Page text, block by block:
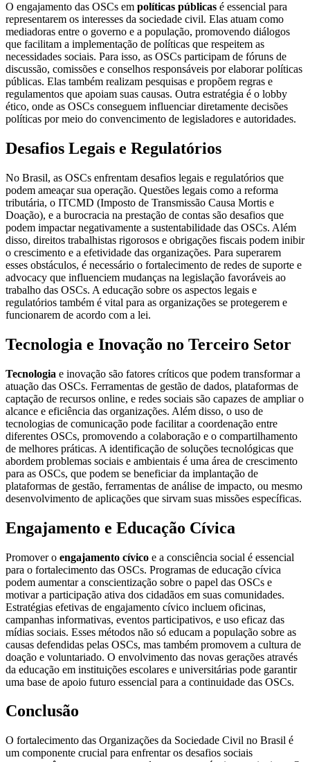
O engajamento das OSCs em políticas públicas é essencial para
representarem os interesses da sociedade civil. Elas atuam como
mediadoras entre o governo e a população, promovendo diálogos
que facilitam a implementação de políticas que respeitem as
necessidades sociais. Para isso, as OSCs participam de fóruns de
discussão, comissões e conselhos responsáveis por elaborar políticas
públicas. Elas também realizam pesquisas e propõem regras e
regulamentos que apoiam suas causas. Outra estratégia é o lobby
ético, onde as OSCs conseguem influenciar diretamente decisões
políticas por meio do convencimento de legisladores e autoridades.
Desafios Legais e Regulatórios
No Brasil, as OSCs enfrentam desafios legais e regulatórios que
podem ameaçar sua operação. Questões legais como a reforma
tributária, o ITCMD (Imposto de Transmissão Causa Mortis e
Doação), e a burocracia na prestação de contas são desafios que
podem impactar negativamente a sustentabilidade das OSCs. Além
disso, direitos trabalhistas rigorosos e obrigações fiscais podem inibir
o crescimento e a efetividade das organizações. Para superarem
esses obstáculos, é necessário o fortalecimento de redes de suporte e
advocacy que influenciem mudanças na legislação favoráveis ao
trabalho das OSCs. A educação sobre os aspectos legais e
regulatórios também é vital para as organizações se protegerem e
funcionarem de acordo com a lei.
Tecnologia e Inovação no Terceiro Setor
Tecnologia e inovação são fatores críticos que podem transformar a
atuação das OSCs. Ferramentas de gestão de dados, plataformas de
captação de recursos online, e redes sociais são capazes de ampliar o
alcance e eficiência das organizações. Além disso, o uso de
tecnologias de comunicação pode facilitar a coordenação entre
diferentes OSCs, promovendo a colaboração e o compartilhamento
de melhores práticas. A identificação de soluções tecnológicas que
abordem problemas sociais e ambientais é uma área de crescimento
para as OSCs, que podem se beneficiar da implantação de
plataformas de gestão, ferramentas de análise de impacto, ou mesmo
desenvolvimento de aplicações que sirvam suas missões específicas.
Engajamento e Educação Cívica
Promover o engajamento cívico e a consciência social é essencial
para o fortalecimento das OSCs. Programas de educação cívica
podem aumentar a conscientização sobre o papel das OSCs e
motivar a participação ativa dos cidadãos em suas comunidades.
Estratégias efetivas de engajamento cívico incluem oficinas,
campanhas informativas, eventos participativos, e uso eficaz das
mídias sociais. Esses métodos não só educam a população sobre as
causas defendidas pelas OSCs, mas também promovem a cultura de
doação e voluntariado. O envolvimento das novas gerações através
da educação em instituições escolares e universitárias pode garantir
uma base de apoio futuro essencial para a continuidade das OSCs.
Conclusão
O fortalecimento das Organizações da Sociedade Civil no Brasil é
um componente crucial para enfrentar os desafios sociais